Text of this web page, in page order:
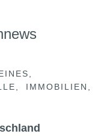
IMMOBILIEN